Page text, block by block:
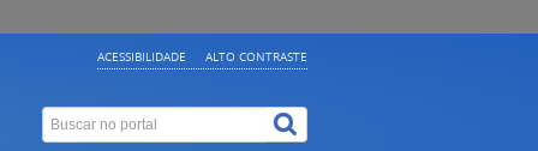
ACESSIBILIDADE ALTO CONTRASTE